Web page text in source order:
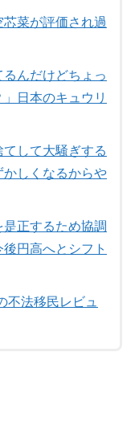
菜が評価され過
んだけどちょっ
日本のキュウリ
して大騒ぎする
しくなるからや
正するため協調
円高へとシフト
不法移民レビュ